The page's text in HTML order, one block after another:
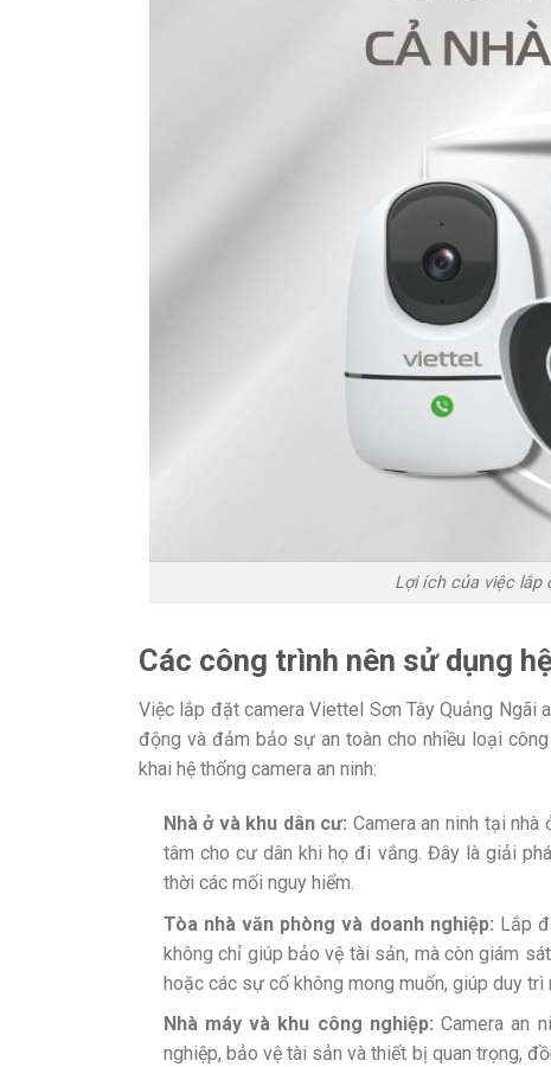
Lợi ích của việc lắp
Các công trình nên sử dụng
Việc lắp đặt camera Viettel Sơn Tây Quảng Ngãi
động và đảm bảo sự an toàn cho nhiều loại
khai hệ thống camera an ninh:
Nhà ở và khu dân cư: Camera an ninh tại
tâm cho cư dân khi họ đi vắng. Đây là giải
thời các mối nguy hiểm.
Tòa nhà văn phòng và doanh nghiệp: Lắp
không chỉ giúp bảo vệ tài sản, mà còn giám
hoặc các sự cố không mong muốn, giúp duy
Nhà máy và khu công nghiệp:Camera an
nghiệp, bảo vệ tài sản và thiết bị quan trọng,